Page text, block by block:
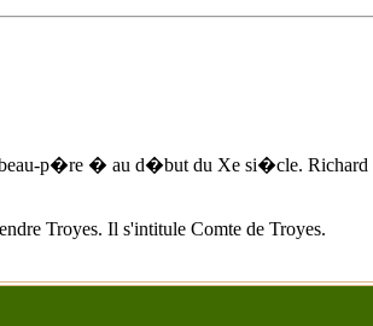
p�re � au d�but du Xe si�cle. Richard
Troyes. Il s'intitule Comte de Troyes.